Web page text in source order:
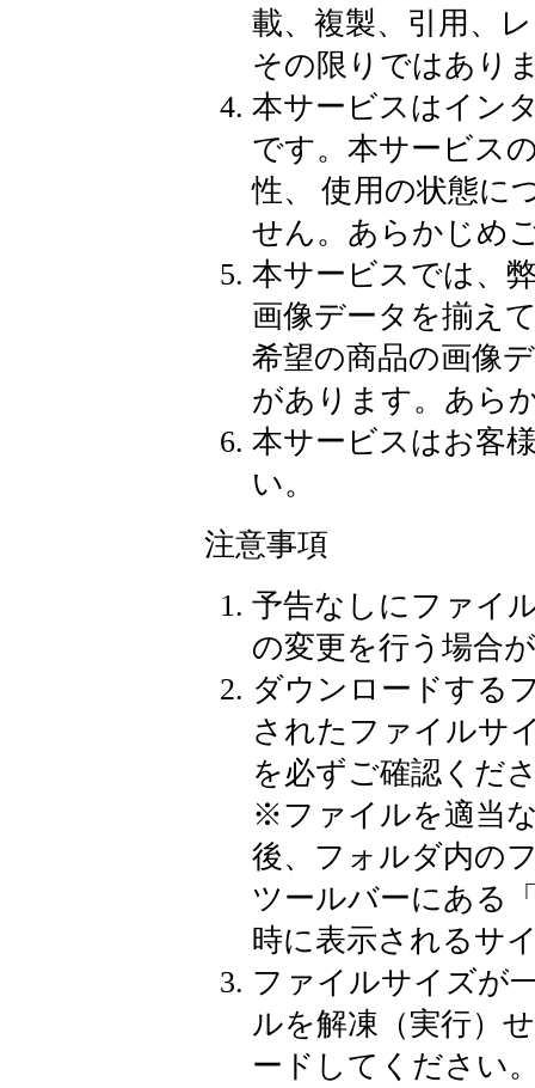
載、複製、引用、
その限りではあり
本サービスはイン
です。本サービス
性、 使用の状態に
せん。あらかじめ
本サービスでは、
画像データを揃え
希望の商品の画像
があります。あら
本サービスはお客
い。
注意事項
予告なしにファイ
の変更を行う場合
ダウンロードする
されたファイルサ
を必ずご確認くだ
※ファイルを適当
後、フォルダ内の
ツールバーにある
時に表示されるサ
ファイルサイズが
ルを解凍（実行）
ードしてください